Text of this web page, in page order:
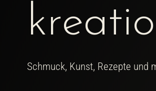
Schmuck, Kunst, Rezepte und